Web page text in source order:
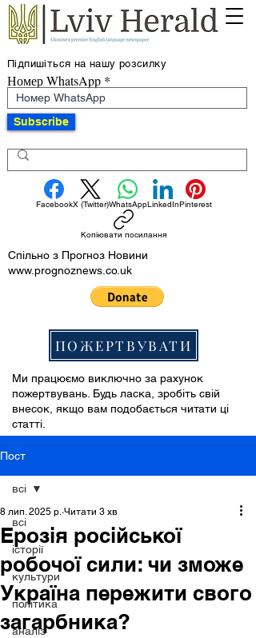
Підпишіться на нашу розсилку
Номер WhatsApp
Subscribe
FacebookX (Twitter)WhatsAppLinkedInPinterest
Копіювати посилання
Спільно з Прогноз Новини
www.prognoznews.co.uk
ПОЖЕРТВУВАТИ
Ми працюємо виключно за рахунок
пожертвувань. Будь ласка, зробіть свій
внесок, якщо вам подобається читати ці
статті.
Пост
всі
історії
культури
політика
аналіз
всі
Ерозія російської
робочої сили: чи зможе
Україна пережити свого
загарбника?
8 лип. 2025 р. Читати 3 хв